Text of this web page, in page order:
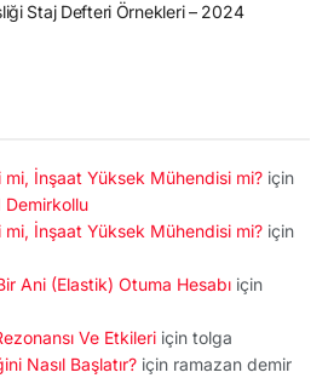
Staj Defteri Örnekleri – 2024
İnşaat Yüksek Mühendisi mi? için
Demirkollu
İnşaat Yüksek Mühendisi mi? için
Ani (Elastik) Otuma Hesabı için
Ve Etkileri için tolga
Nasıl Başlatır? için ramazan demir